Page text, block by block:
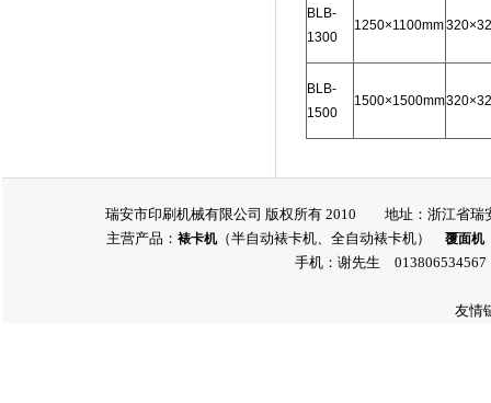
BLB-
1300
1250×1100mm320×
BLB-
1500
1500×1500mm320×
瑞安市印刷机械有限公司 版权所有 2010 地址：浙江省
主营产品： 裱卡机（半自动裱卡机、全自动裱卡机） 覆面机
手机：谢先生
友情